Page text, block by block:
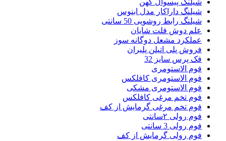
شیلنگ داراکار مدل ابنوس
شیلنگ رابط روشویی 50 سانتی
علم دوش فلت شایان
عملکرد مشعل دوگانه سوز
فروش پلی اتیلن پلیران
فک پرس سایز 32
فوم الاستومری
فوم الاستومری کافلکس
فوم الاستومری مشکی
فوم تخم مرغی کافلکس
فوم تخم مرغی گرمایش از کف
فوم رولی ۲سانتی
فوم رولی 3 سانتی
فوم رولی گرمایش از کف